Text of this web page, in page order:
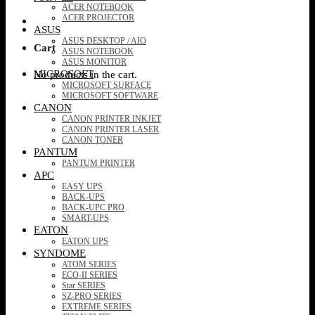
Cart
No products in the cart.
ACER NOTEBOOK
ACER PROJECTOR
ASUS
ASUS DESKTOP / AIO
ASUS NOTEBOOK
ASUS MONITOR
MICROSOFT
MICROSOFT SURFACE
MICROSOFT SOFTWARE
CANON
CANON PRINTER INKJET
CANON PRINTER LASER
CANON TONER
PANTUM
PANTUM PRINTER
APC
EASY UPS
BACK-UPS
BACK-UPC PRO
SMART-UPS
EATON
EATON UPS
SYNDOME
ATOM SERIES
ECO-II SERIES
Star SERIES
SZ-PRO SERIES
EXTREME SERIES